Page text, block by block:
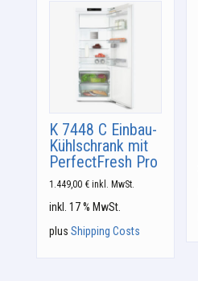
K 7448 C Einbau-
Kühlschrank mit
PerfectFresh Pro
1.449,00 € inkl. MwSt.
inkl. 17 % MwSt.
plus Shipping Costs